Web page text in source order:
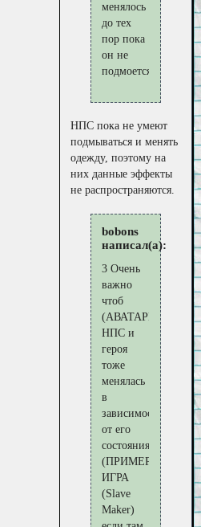
менялось
до тех
пор пока
он не
подмоется.
НПС пока не умеют
подмываться и менять
одежду, поэтому на
них данные эффекты
не распространяются.
bobons
написал(а):
3 Очень
важно
чтоб
(АВАТАРКА)
НПС и
героя
тоже
менялась
в
зависимости
от его
состояния
(ПРИМЕР
ИГРА
(Slave
Maker)